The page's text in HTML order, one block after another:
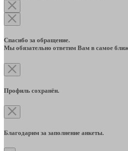
Спасибо за обращение.
Мы обязательно ответим Вам в самое
Профиль сохранён.
Благодарим за заполнение анкеты.